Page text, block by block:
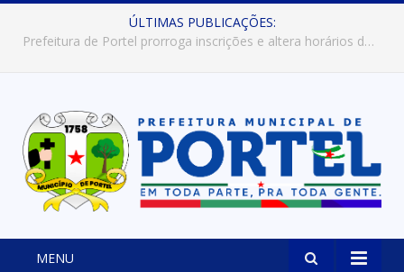
ÚLTIMAS PUBLICAÇÕES:
Prefeitura de Portel abre inscrições para concursos que elegerão os destaques do Verão 2026
MENU